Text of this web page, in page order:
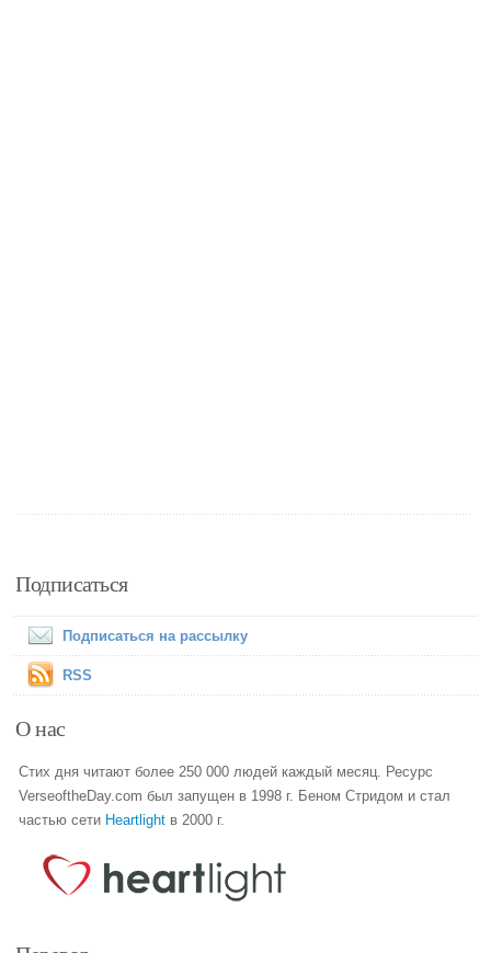
Подписаться
Подписаться на рассылку
RSS
О нас
Стих дня читают более 250 000 людей каждый месяц. Ресурс
VerseoftheDay.com был запущен в 1998 г. Беном Стридом и стал
частью сети Heartlight в 2000 г.